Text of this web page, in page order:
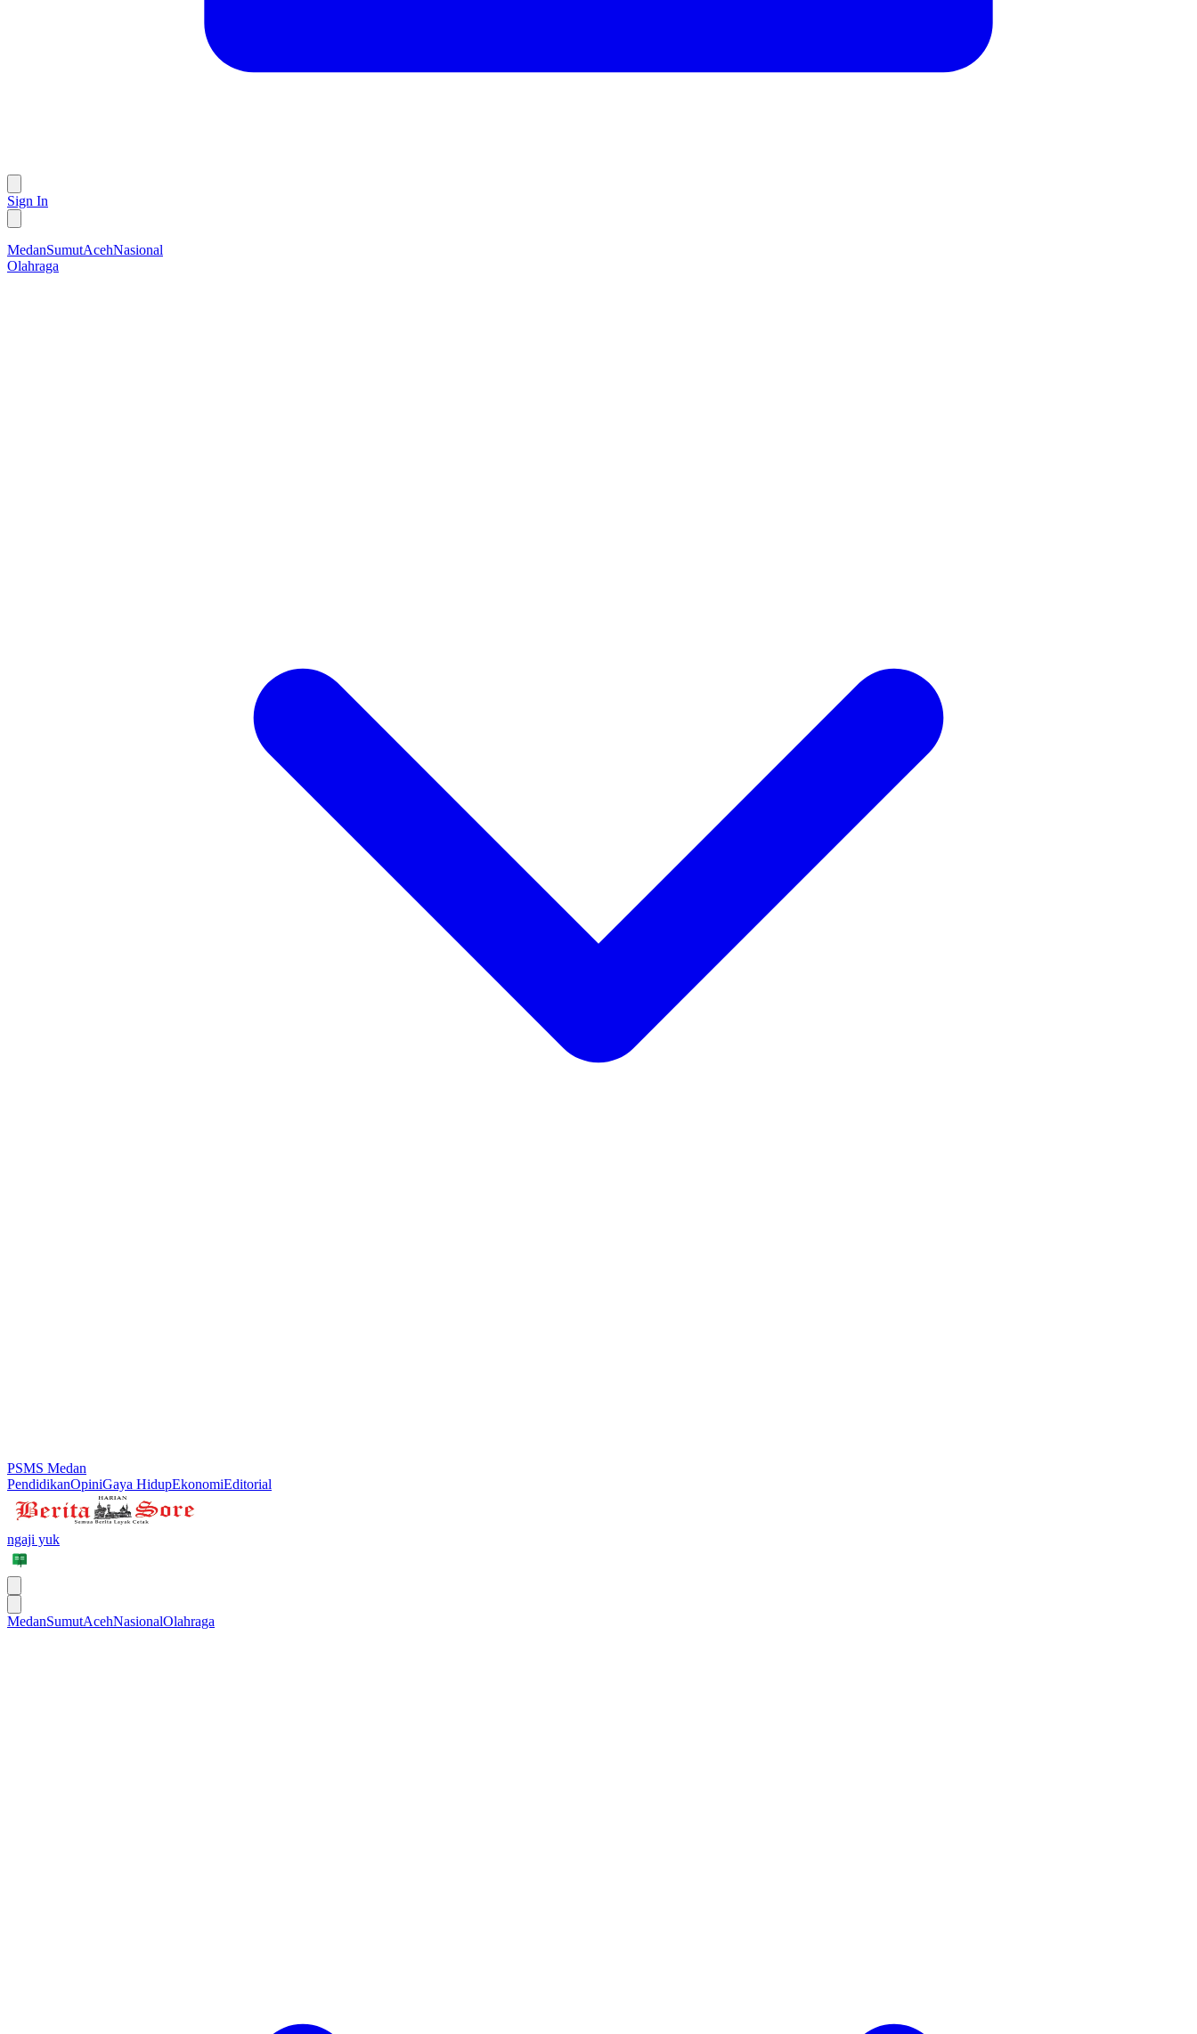
Sign In
MedanSumutAcehNasional
Olahraga
PSMS Medan
PendidikanOpiniGaya HidupEkonomiEditorial
ngaji yuk
MedanSumutAcehNasionalOlahraga